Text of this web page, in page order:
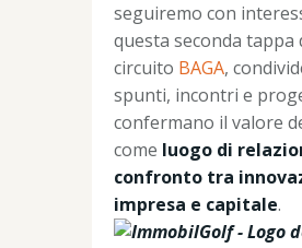
seguiremo con
questa seconda tappa
circuito BAGA,
spunti, incontri e
confermano il valore
come luogo di
confronto tra
impresa e capitale.